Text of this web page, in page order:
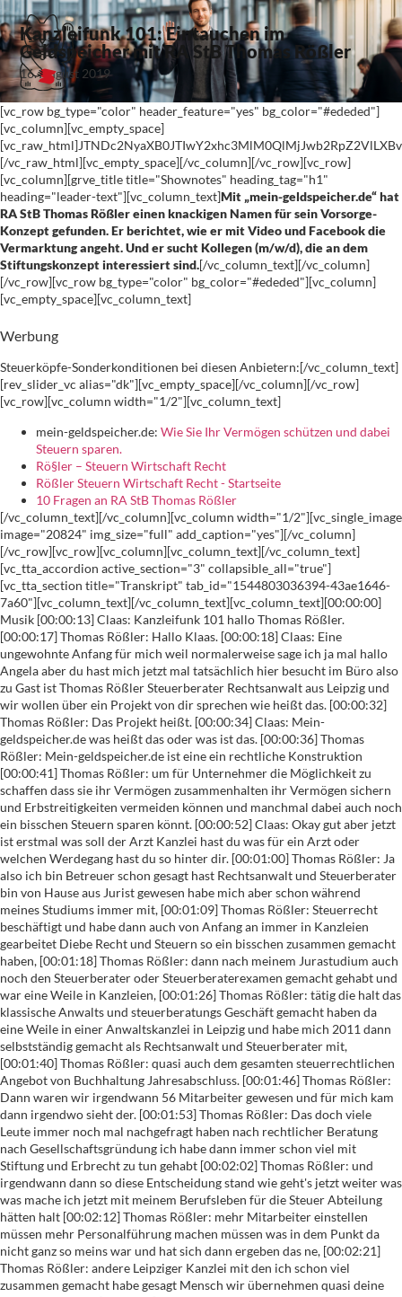
Kanzleifunk 101: Eintauchen im
Geldspeicher mit RA StB Thomas Rößler
16. August 2019
[vc_row bg_type="color" header_feature="yes" bg_color="#ededed"]
[vc_column][vc_empty_space]
[/vc_raw_html][vc_empty_space][/vc_column][/vc_row][vc_row]
[vc_column][grve_title title="Shownotes" heading_tag="h1"
heading="leader-text"][vc_column_text]Mit „mein-geldspeicher.de“ hat
RA StB Thomas Rößler einen knackigen Namen für sein Vorsorge-
Konzept gefunden. Er berichtet, wie er mit Video und Facebook die
Vermarktung angeht. Und er sucht Kollegen (m/w/d), die an dem
Stiftungskonzept interessiert sind.[/vc_column_text][/vc_column]
[/vc_row][vc_row bg_type="color" bg_color="#ededed"][vc_column]
[vc_empty_space][vc_column_text]
Werbung
Steuerköpfe-Sonderkonditionen bei diesen Anbietern:[/vc_column_text]
[rev_slider_vc alias="dk"][vc_empty_space][/vc_column][/vc_row]
[vc_row][vc_column width="1/2"][vc_column_text]
mein-geldspeicher.de: Wie Sie Ihr Vermögen schützen und dabei
Steuern sparen.
Rö§ler – Steuern Wirtschaft Recht
Rößler Steuern Wirtschaft Recht - Startseite
10 Fragen an RA StB Thomas Rößler
[/vc_column_text][/vc_column][vc_column width="1/2"][vc_single_image image="20824" img_size="full" add_caption="yes"][/vc_column][/vc_row][vc_row][vc_column][vc_column_text][/vc_column_text][vc_tta_accordion active_section="3" collapsible_all="true"][vc_tta_section title="Transkript" tab_id="1544803036394-43ae1646-7a60"][vc_column_text][/vc_column_text][vc_column_text][00:00:00] Musik [00:00:13] Claas: Kanzleifunk 101 hallo Thomas Rößler. [00:00:17] Thomas Rößler: Hallo Klaas. [00:00:18] Claas: Eine ungewohnte Anfang für mich weil normalerweise sage ich ja mal hallo Angela aber du hast mich jetzt mal tatsächlich hier besucht im Büro also zu Gast ist Thomas Rößler Steuerberater Rechtsanwalt aus Leipzig und wir wollen über ein Projekt von dir sprechen wie heißt das. [00:00:32] Thomas Rößler: Das Projekt heißt. [00:00:34] Claas: Mein-geldspeicher.de was heißt das oder was ist das. [00:00:36] Thomas Rößler: Mein-geldspeicher.de ist eine ein rechtliche Konstruktion [00:00:41] Thomas Rößler: um für Unternehmer die Möglichkeit zu schaffen dass sie ihr Vermögen zusammenhalten ihr Vermögen sichern und Erbstreitigkeiten vermeiden können und manchmal dabei auch noch ein bisschen Steuern sparen könnt. [00:00:52] Claas: Okay gut aber jetzt ist erstmal was soll der Arzt Kanzlei hast du was für ein Arzt oder welchen Werdegang hast du so hinter dir. [00:01:00] Thomas Rößler: Ja also ich bin Betreuer schon gesagt hast Rechtsanwalt und Steuerberater bin von Hause aus Jurist gewesen habe mich aber schon während meines Studiums immer mit, [00:01:09] Thomas Rößler: Steuerrecht beschäftigt und habe dann auch von Anfang an immer in Kanzleien gearbeitet Diebe Recht und Steuern so ein bisschen zusammen gemacht haben, [00:01:18] Thomas Rößler: dann nach meinem Jurastudium auch noch den Steuerberater oder Steuerberaterexamen gemacht gehabt und war eine Weile in Kanzleien, [00:01:26] Thomas Rößler: tätig die halt das klassische Anwalts und steuerberatungs Geschäft gemacht haben da eine Weile in einer Anwaltskanzlei in Leipzig und habe mich 2011 dann selbstständig gemacht als Rechtsanwalt und Steuerberater mit, [00:01:40] Thomas Rößler: quasi auch dem gesamten steuerrechtlichen Angebot von Buchhaltung Jahresabschluss. [00:01:46] Thomas Rößler: Dann waren wir irgendwann 56 Mitarbeiter gewesen und für mich kam dann irgendwo sieht der. [00:01:53] Thomas Rößler: Das doch viele Leute immer noch mal nachgefragt haben nach rechtlicher Beratung nach Gesellschaftsgründung ich habe dann immer schon viel mit Stiftung und Erbrecht zu tun gehabt [00:02:02] Thomas Rößler: und irgendwann dann so diese Entscheidung stand wie geht's jetzt weiter was was mache ich jetzt mit meinem Berufsleben für die Steuer Abteilung hätten halt [00:02:12] Thomas Rößler: mehr Mitarbeiter einstellen müssen mehr Personalführung machen müssen was in dem Punkt da nicht ganz so meins war und hat sich dann ergeben das ne, [00:02:21] Thomas Rößler: andere Leipziger Kanzlei mit den ich schon viel zusammen gemacht habe gesagt Mensch wir übernehmen quasi deine Steuer Abteilung. [00:02:28] Thomas Rößler: Arbeiten dann halt würden die Mandanten sind dann halt auch entsprechend überführt worden und ich bin dann wieder, [00:02:34] Thomas Rößler: mehr in das Rechtsgebiet zurück gewandert und das war dann halt so ein bisschen der. Neuerfindung was mache ich jetzt wie geht's jetzt weiter, [00:02:42] Thomas Rößler: momentan bin ich halt als Anwalt allein mit einer Sekretärin und arbeite halt mit anderen Partnern da auch zusammen. [00:02:49] Claas: Wann hast du das steuerberatungs Geschäft abgegeben wann war das noch mal. [00:02:52] Thomas Rößler: Das steuerberatungs Geschäft habe ich Ende 2013 an. [00:02:58] Claas: Wolltest du vor der Digitalisierung flüchten. [00:03:03] Thomas Rößler: Nicht ganz aus habe mich damit schon beschäftigt aber es war natürlich dann auch so ein Sohn. Wie geht's jetzt weiter [00:03:11] Thomas Rößler: gehst du jetzt voll in Digitalisierung rein habe mich dann mit DATEV ne Weile beschäftigt die dann für ihre DMS-System Einrichtung auch schon ordentliche Beträge aufgerufen haben das war halt auch so in diesem Entscheidungsprozessen müssen mit dabei wie geht's jetzt, [00:03:25] Thomas Rößler: dort weiter und wo ist dann eben auch gesagt habe ok wenn die jetzt das noch mit den Mitarbeitern vielleicht auch neue Personal suchen machen musst [00:03:33] Thomas Rößler: größeres Büro suchen wo das dann irgendwie ganz gut zusammenpassen sagen wenn ich probier mal noch mal das andere aus weil das war halt auch nicht unbedingt so ganz, [00:03:43] Thomas Rößler: mein Thema gewesen habe mich auch mit Digitalisierung trotzdem beschäftigt auch gerade dann auch danach mit der Frage, [00:03:50] Thomas Rößler: wie kriegen wir jetzt als Anwaltskanzlei weiß und papierloses Büro hin mit welcher Software kann man das machen bis dann das ein bisschen auf die Suche gemacht und, [00:03:59] Thomas Rößler: experimentiert mit den verschiedenen Angeboten die es gibt und denke auch dass die Digitalisierung halt auf uns zukommt und wir uns damit beschäftigen müssen. [00:04:08] Claas: Ist eigentlich auch klasse für so einen Neuanfang geeignet da na dann kann man es gleich richtig machen was auch gesagt du hast dich um geguckt bei diversen Anbietern wo bist du denn schlussendlich gelandet. [00:04:18] Thomas Rößler: Also ich hatte eine Weile noch in ihrer Steuerberater lass dich ins Programm von HMD gehabt, [00:04:23] Thomas Rößler: was auch einige gute Dinge hat aber eben doch sehr viele Themen mit Buchhaltung und Jahresabschluss und Steuererklärung die man natürlich mit bezahlen musste ich jetzt in der, [00:04:33] Thomas Rößler: ja Beratungstätigkeit oder Anwaltstätigkeit nicht brauche und dass auch immer so ein Unterschied zwischen Steuerberatern und und Anwälten die Steuerberater, [00:04:42] Thomas Rößler: denken halt in Mandanten. [00:04:45] Thomas Rößler: Dann sind auch die programme nach Mandanten ausgerichtet die Anwälte denken halt in Akten und das halt immer ein riesen Thema wie bekommt so ein Programm hat Akten angelegt die zum gleichen Mandanten gehören aber abgeschlossen sind und bin jetzt dann, [00:05:00] Thomas Rößler: deshalb auch ein bisschen unterwegs gewesen in anderen Anbieter und Scopevisio und so Unternehmenssoftware die es halt gibt und habe da aber festgestellt, [00:05:09] Thomas Rößler: ein paar Sachen die man halt will das mal eben seine [00:05:11] Thomas Rößler: Finanzbuchhaltung selber machen kann oder dass man eine Rechnung einfach aus dem Programm überweisen kann irgendwas fehlt immer oder funktioniert nicht oder wenn man es dann im Test hat also habe ich ja mal so ein Testmonat gemacht also AG das [00:05:24] Thomas Rößler: ja da sind wir gerade dran das zu entwickeln oder das machen wir noch also von daher bin ich da unterwegs bei der Anwaltssoftware habe ich jetzt so diesen Zufall gehabt das, [00:05:34] Thomas Rößler: Büro gegenüber junges Unternehmen aus Leipzig jetzt eine rein, [00:05:38] Thomas Rößler: cloudbasierte Anwaltssoftware entwickelt hat und da fahren wir jetzt ab September mit denen an. [00:05:45] Claas: Und dann gleich komplett papierlos und Support per Flurfunk übern einmal über den. [00:05:51] Thomas Rößler: Ja das war spannend in der Tat weil in den Auftragsbedingungen steht Support nur per E-Mail habe ich dann gefragt ob es dir dich manchmal einfacher wäre wenn ich rüber komme also das geht natürlich dann auch aber die haben halt noch nicht so ja großes [00:06:05] Thomas Rößler: Callcenter oder was dahinter geschaltet sondern machen darf ihr noch selber von daher ist die E-Mail glaube ich auch für, [00:06:11] Thomas Rößler: für die Kunden die jetzt nicht direkt gegenüber wohnen auch ein guter Weg ja. [00:06:16] Claas: Okay gut dann bist du jetzt wieder mehr als Anwalt unterwegs aber die die Steuer Beratungsthemen haben dich nicht ganz losgelassen. [00:06:24] Thomas Rößler: Habe ich nicht ganz losgelassen weil wie gesagt [00:06:26] Thomas Rößler: habe ich ja so um mich dann auch auf vorsorgerecht Vorsorgevollmachten Betreuungsrecht und Erbrecht was ich schon sein Studium gerne gemacht habe spezialisiert und da kommen natürlich auch Erbschaftsteuererklärung oder eben die Frage wie, [00:06:39] Thomas Rößler: kann ich mein Vermögen so strukturieren dass es. [00:06:44] Thomas Rößler: Steuergünstig übertragen wird also von daher sind spielen die Fragen immer noch eine Rolle aber ich mache jetzt halt die Deklaration nicht mehr unbedingt sehr abschafft Steuererklärung machen wir mit uns [00:06:53] Thomas Rößler: meine Einkommensteuererklärung für Erben der die jetzt noch nach erklären muss aber ansonsten so dieses reine. [00:06:59] Thomas Rößler: Buchhaltungs Geschäft oder Jahresabschluss Erstellung machen dann halt die Kollegen Rhodos empfehle dann die Mandanten auch dahin. [00:07:06] Thomas Rößler: Das ist ganz gut war dann kommen von der Seite auch Rechtsgeschäfte oder rechtsanwaltliche Beratung zurück und es hat sich so ganz gut angelassen. [00:07:14] Claas: Okay gut aber so ein Vergleich also du sagst ja eben schon Rechtsanwalt da denken den Akten Steuerberaterin Mandanten es ist ja auch vom vom Umsatz glaube ich ein, [00:07:24] Claas: ganz anderes Spiel was man als Anwalt da spielt hast du schon mal gedacht so ein Mensch diese regelmäßigen Steuerberater Umsätze die hätte ich jetzt doch gerne wieder oder. [00:07:34] Thomas Rößler: Ach doch das hat mir schon mal gedacht dass es ist das ist tatsächlich so dass er seiner mal die Steuerberater durch dieses laufende Geschäftsbuchhaltung Jahresabschlüsse, [00:07:44] Thomas Rößler: auch am Jahresanfang eigentlich ja schon wissen was am Ende des Jahres führen Umsatz rauskommt und das weißt Du als als Anwalt. [00:07:50] Thomas Rößler: Ich weiß kommt zwar auch immer wieder Mandanten und du hast eigentlich immer die Möglichkeit dass du wieder was tun kannst aber es ist natürlich nicht so planbar wie es vorher oder wie es halt im im steuerberatungs Geschäft. [00:08:04] Thomas Rößler: Dafür hast du natürlich aus Ste